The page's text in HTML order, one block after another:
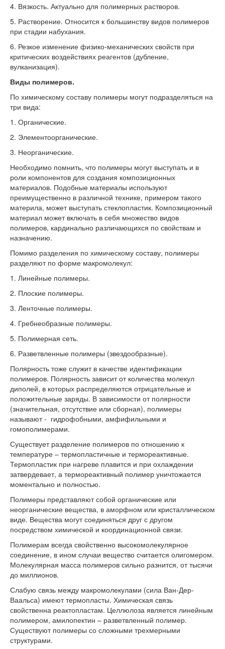
4. Вязкость. Актуально для полимерных растворов.
5. Растворение. Относится к большинству видов полимеров
при стадии набухания.
6. Резкое изменение физико-механических свойств при
критических воздействиях реагентов (дубление,
вулканизация).
Виды полимеров.
По химическому составу полимеры могут подразделяться на
три вида:
1. Органические.
2. Элементоорганические.
3. Неорганические.
Необходимо помнить, что полимеры могут выступать и в
роли компонентов для создания композиционных
материалов. Подобные материалы используют
преимущественно в различной технике, примером такого
материла, может выступать стеклопластик. Композиционный
материал может включать в себя множество видов
полимеров, кардинально различающихся по свойствам и
назначению.
Помимо разделения по химическому составу, полимеры
разделяют по форме макромолекул:
1. Линейные полимеры.
2. Плоские полимеры.
3. Ленточные полимеры.
4. Гребнеобразные полимеры.
5. Полимерная сеть.
6. Разветвленные полимеры (звездообразные).
Полярность тоже служит в качестве идентификации
полимеров. Полярность зависит от количества молекул
диполей, в которых распределяются отрицательные и
положительные заряды. В зависимости от полярности
(значительная, отсутствие или сборная), полимеры
называют - гидрофобными, амфифильными и
гомополимерами.
Существует разделение полимеров по отношению к
температуре – термопластичные и термореактивные.
Термопластик при нагреве плавится и при охлаждении
затвердевает, а термореактивный полимер уничтожается
моментально и полностью.
Полимеры представляют собой органические или
неорганические вещества, в аморфном или кристаллическом
виде. Вещества могут соединяться друг с другом
посредством химической и координационной связи.
Полимерам всегда свойственно высокомолекулярное
соединение, в ином случаи вещество считается олигомером.
Молекулярная масса полимеров сильно разнится, от тысячи
до миллионов.
Слабую связь между макромолекулами (сила Ван-Дер-
Ваальса) имеют термопласты. Химическая связь
свойственна реактопластам. Целлюлоза является линейным
полимером, амилопектин – разветвленный полимер.
Существуют полимеры со сложными трехмерными
структурами.